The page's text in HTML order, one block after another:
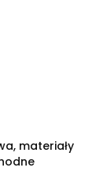
materiały